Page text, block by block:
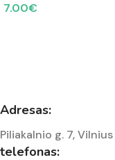
7.00€
Adresas:
Piliakalnio g. 7, Vilnius
telefonas: